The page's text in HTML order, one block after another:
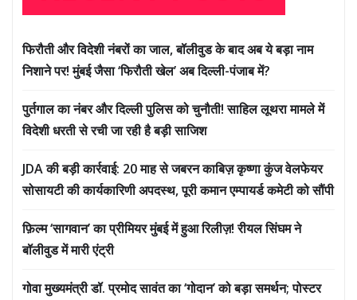
फिरौती और विदेशी नंबरों का जाल, बॉलीवुड के बाद अब ये बड़ा नाम
निशाने पर! मुंबई जैसा ‘फिरौती खेल’ अब दिल्ली-पंजाब में?
पुर्तगाल का नंबर और दिल्ली पुलिस को चुनौती! साहिल लूथरा मामले में
विदेशी धरती से रची जा रही है बड़ी साजिश
JDA की बड़ी कार्रवाई: 20 माह से जबरन काबिज़ कृष्णा कुंज वेलफेयर
सोसायटी की कार्यकारिणी अपदस्थ, पूरी कमान एम्पायर्ड कमेटी को सौंपी
फ़िल्म ‘सागवान’ का प्रीमियर मुंबई में हुआ रिलीज़! रीयल सिंघम ने
बॉलीवुड में मारी एंट्री
गोवा मुख्यमंत्री डॉ. प्रमोद सावंत का ‘गोदान’ को बड़ा समर्थन; पोस्टर